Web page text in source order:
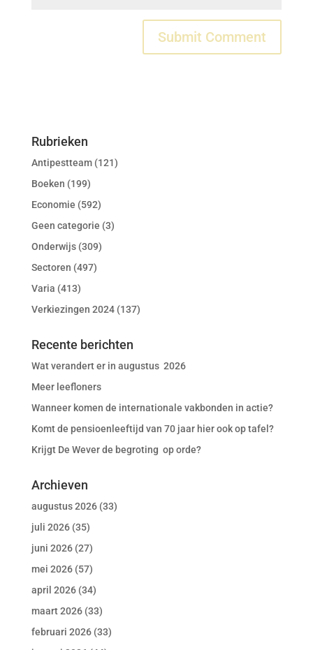
Rubrieken
Antipestteam(121)
Boeken (199)
Economie (592)
Geen categorie (3)
Onderwijs(309)
Sectoren (497)
Varia (413)
Verkiezingen 2024(137)
Recente berichten
Wat verandert er in augustus 2026
Meer leefloners
Wanneer komen de internationale vakbonden in actie?
Komt de pensioenleeftijd van 70 jaar hier ook op tafel?
Krijgt De Wever de begroting op orde?
Archieven
augustus 2026(33)
juli 2026(35)
juni 2026(27)
mei 2026(57)
april 2026(34)
maart 2026(33)
februari 2026(33)